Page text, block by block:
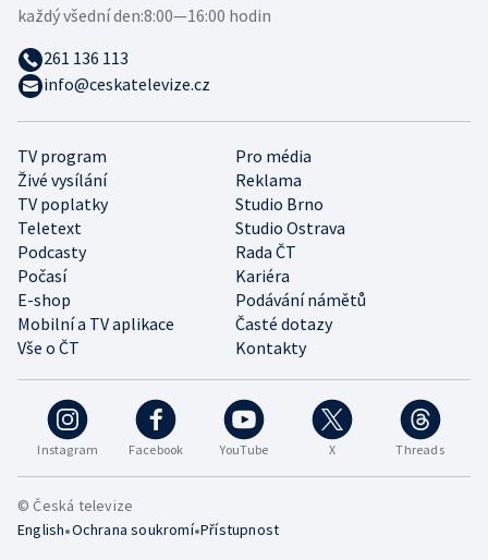
Instagram Facebook YouTube X Threads
TV program
Pro média
Živé vysílání
Reklama
TV poplatky
Studio Brno
Teletext
Studio Ostrava
Podcasty
Rada ČT
Počasí
Kariéra
E-shop
Podávání námětů
Mobilní a TV aplikace
Časté dotazy
Vše o ČT
Kontakty
každý všední den:8:00—16:00 hodin
261 136 113
info@ceskatelevize.cz
© Česká televize
English•Ochrana soukromí•Přístupnost